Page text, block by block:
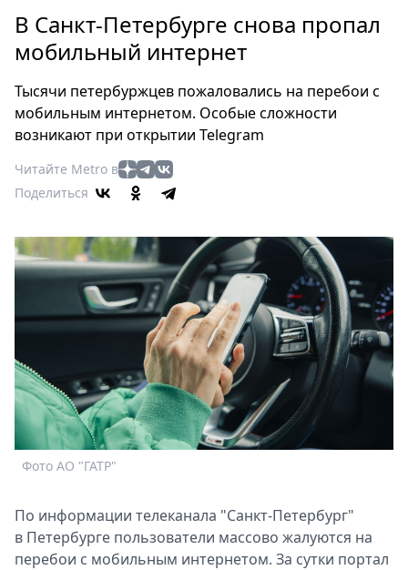
Россия
Мир
Еда
Туризм
Театр
Кино
Книги
Выставки
Пресс-
релизы
Metro
Стримы
Спецпроекты
Звезды
Выборы
Скачай
Metro
В Санкт-Петербурге снова пропал
мобильный интернет
Тысячи петербуржцев пожаловались на перебои с
мобильным интернетом. Особые сложности
возникают при открытии Telegram
Читайте Metro в
Поделиться
Фото АО "ГАТР"
По информации телеканала "Санкт-Петербург"
в Петербурге пользователи массово жалуются на
перебои с мобильным интернетом. За сутки портал